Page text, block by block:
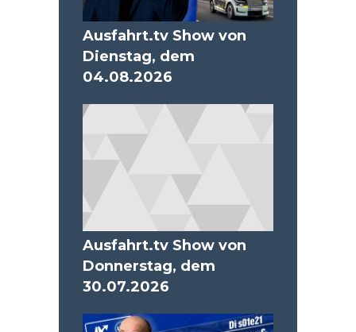
Ausfahrt.tv Show von
Dienstag, dem
04.08.2026
Ausfahrt.tv Show von
Donnerstag, dem
30.07.2026